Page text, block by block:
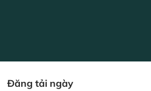
Đăng tải ngày